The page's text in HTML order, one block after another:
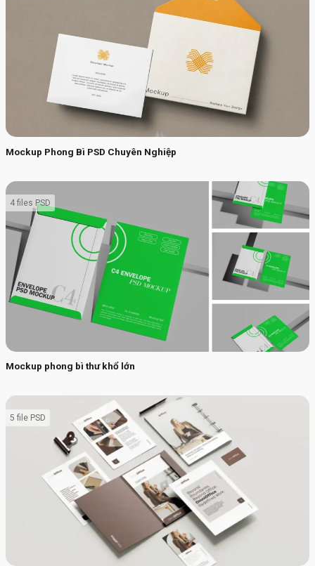
Mockup Phong Bì PSD Chuyên Nghiệp
Mockup phong bì thư khổ lớn
4 files PSD
5 file PSD